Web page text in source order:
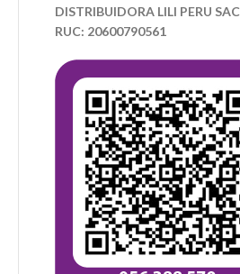
DISTRIBUIDORA LILI PERU SAC
RUC: 20600790561